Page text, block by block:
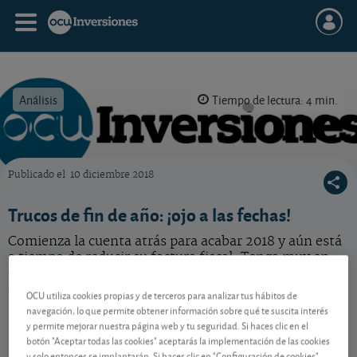
Análisis Tiempo de lectura: 4 min.
Publicado el 10 diciembre 2018
Trucos de fin de año: ¡ojo a las fechas!
Comienza la cuenta atrás para acabar 2018 y aún está
a tiempo de reducir su factura fiscal. Tenga muy en
consejos fiscales.
Contenido reservado a SOCIOS
OCU utiliza cookies propias y de terceros para analizar tus hábitos de
navegación, lo que permite obtener información sobre qué te suscita interés
y permite mejorar nuestra página web y tu seguridad. Si haces clic en el
botón "Aceptar todas las cookies" aceptarás la implementación de las cookies